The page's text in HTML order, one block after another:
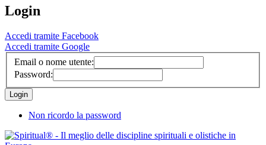
Login
Accedi tramite Facebook
Accedi tramite Google
Email o nome utente:
Password:
Non ricordo la password